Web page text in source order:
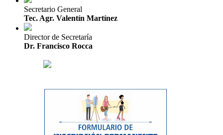
Secretario General
Tec. Agr. Valentín Martínez
Director de Secretaría
Dr. Francisco Rocca